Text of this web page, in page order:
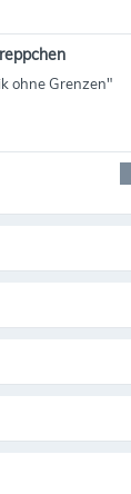
ohne Grenzen"